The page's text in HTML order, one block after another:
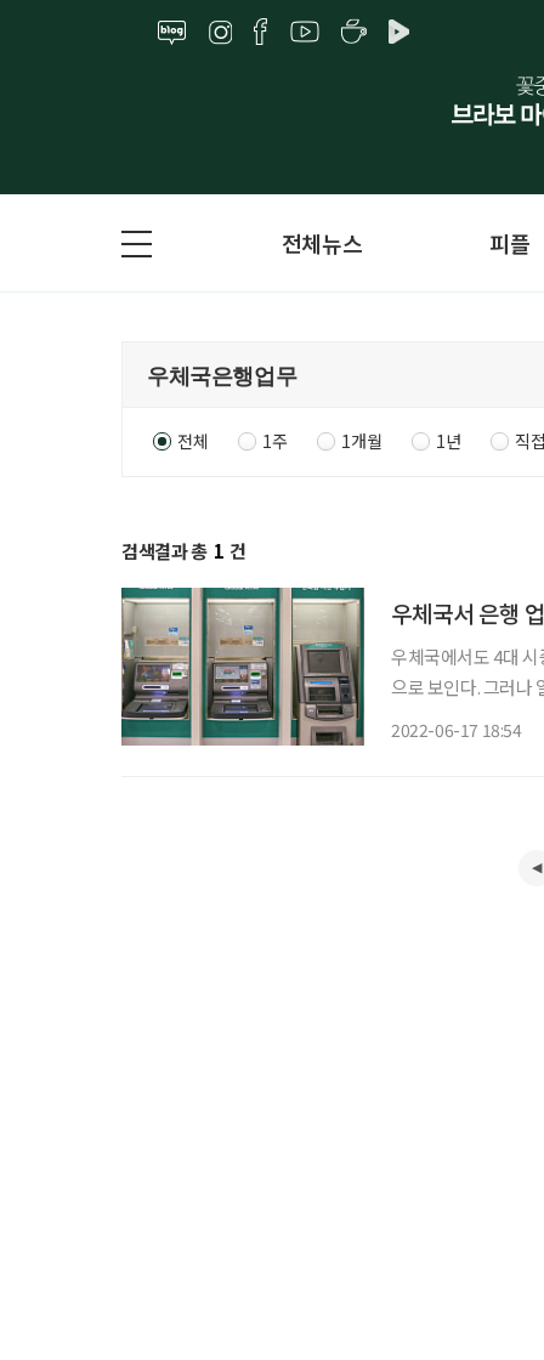
전체뉴스 피플
전체 1주 1개월 1년 직
검색결과 총 1 건
우체국서 은행
우체국에서도 4대
으로 보인다. 그러나 일
2022-06-17 18:54